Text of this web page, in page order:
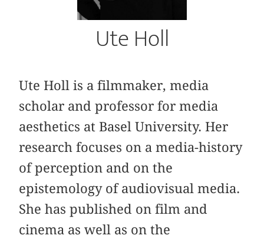
Ute Holl
Ute Holl is a filmmaker, media
scholar and professor for media
aesthetics at Basel University. Her
research focuses on a media-history
of perception and on the
epistemology of audiovisual media.
She has published on film and
cinema as well as on the